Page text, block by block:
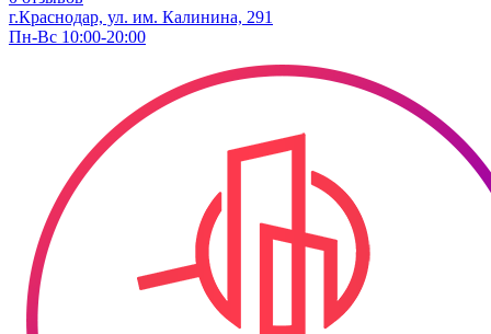
г.Краснодар, ​ул. им. Калинина, 291
Пн-Вс 10:00-20:00